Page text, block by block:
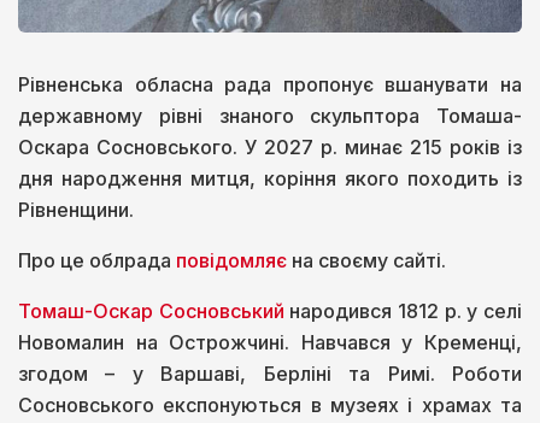
Рівненська обласна рада пропонує вшанувати на
державному рівні знаного скульптора Томаша-
Оскара Сосновського. У 2027 р. минає 215 років із
дня народження митця, коріння якого походить із
Рівненщини.
Про це облрада повідомляє на своєму сайті.
Томаш-Оскар Сосновський народився 1812 р. у селі
Новомалин на Острожчині. Навчався у Кременці,
згодом – у Варшаві, Берліні та Римі. Роботи
Сосновського експонуються в музеях і храмах та